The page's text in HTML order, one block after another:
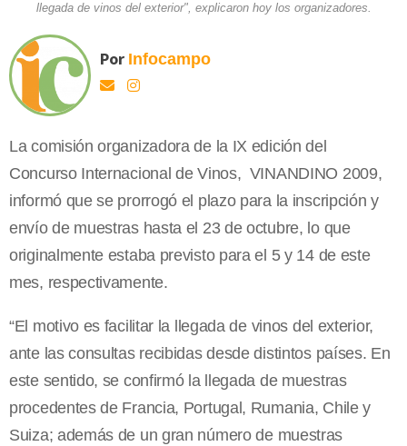
llegada de vinos del exterior", explicaron hoy los organizadores.
Por Infocampo
La comisión organizadora de la IX edición del
Concurso Internacional de Vinos, VINANDINO 2009,
informó que se prorrogó el plazo para la inscripción y
envío de muestras hasta el 23 de octubre, lo que
originalmente estaba previsto para el 5 y 14 de este
mes, respectivamente.
“El motivo es facilitar la llegada de vinos del exterior,
ante las consultas recibidas desde distintos países. En
este sentido, se confirmó la llegada de muestras
procedentes de Francia, Portugal, Rumania, Chile y
Suiza; además de un gran número de muestras